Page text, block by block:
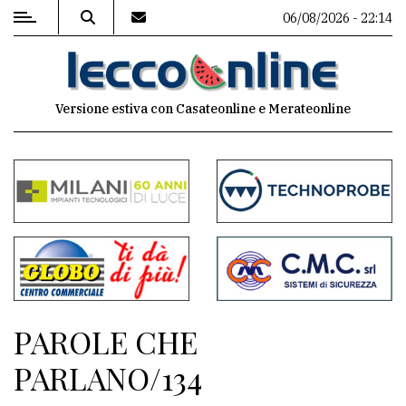
MENU
commenti
Contenuti
del
sito
Meteo
06/08/2026 - 22:14
Versione estiva con Casateonline e Merateonline
PAROLE CHE
PARLANO/134